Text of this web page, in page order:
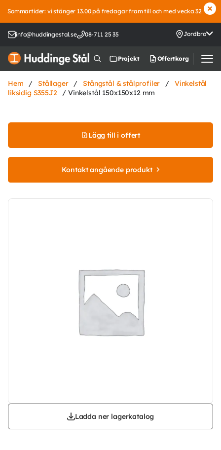
Sommartider: vi stänger 13.00 på fredagar fram till och med vecka 32
info@huddingestal.se 08-711 25 35 Jordbro
Projekt Offertkorg
Hem / Stållager / Stångstål & stålprofiler /
Vinkelstål
liksidig S355J2
/ Vinkelstål 150x150x12 mm
Lägg till i offert
Kontakt angående produkt
Ladda ner lagerkatalog